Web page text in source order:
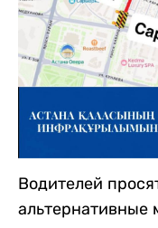
Водителей
альтернативные